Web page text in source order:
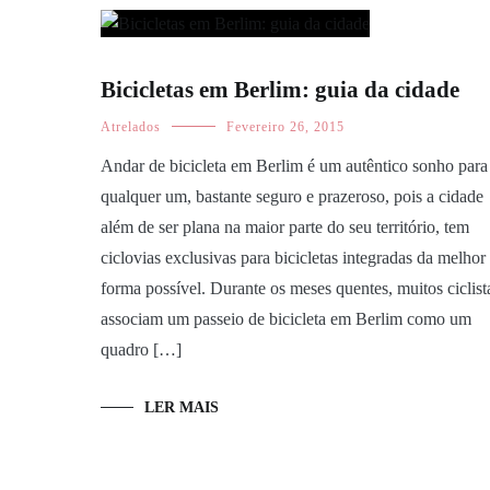
Bicicletas em Berlim: guia da cidade
Atrelados Fevereiro 26, 2015
Andar de bicicleta em Berlim é um autêntico sonho para
qualquer um, bastante seguro e prazeroso, pois a cidade
além de ser plana na maior parte do seu território, tem
ciclovias exclusivas para bicicletas integradas da melhor
forma possível. Durante os meses quentes, muitos
associam um passeio de bicicleta em Berlim como um
quadro […]
LER MAIS